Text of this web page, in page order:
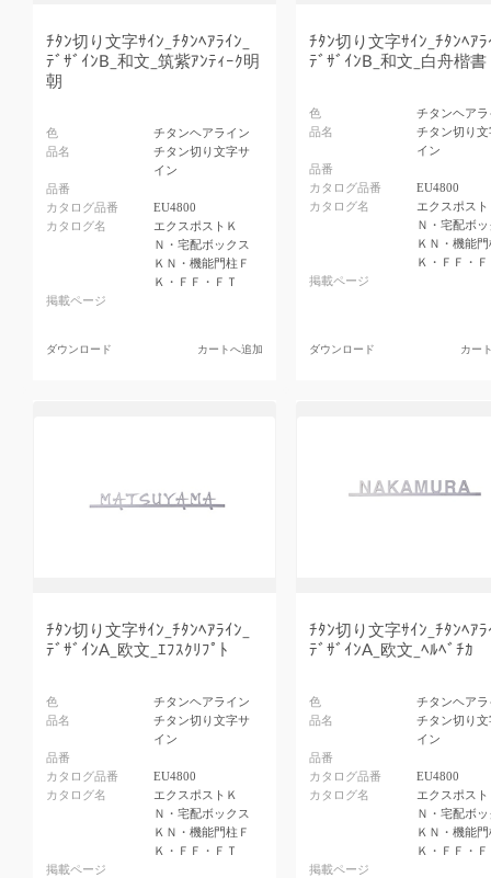
ﾁﾀﾝ切り文字ｻｲﾝ_ﾁﾀﾝﾍｱﾗｲﾝ_
ﾃﾞｻﾞｲﾝB_和文_筑紫ｱﾝﾃｨｰｸ明
朝
色
チタンヘアライン
品名
チタン切り文字サ
イン
品番
カタログ品番
EU4800
カタログ名
エクスポストＫ
Ｎ・宅配ボックス
ＫＮ・機能門柱Ｆ
Ｋ・ＦＦ・ＦＴ
掲載ページ
ダウンロード カートへ追加
ﾁﾀﾝ切り文字ｻｲﾝ_ﾁﾀﾝﾍｱﾗ
ﾃﾞｻﾞｲﾝB_和文_白舟楷書
色
チタンヘア
品名
チタン切り
イン
品番
カタログ品番
EU4800
カタログ名
エクスポス
Ｎ・宅配ボ
ＫＮ・機能
Ｋ・ＦＦ・
掲載ページ
ダウンロード カー
ﾁﾀﾝ切り文字ｻｲﾝ_ﾁﾀﾝﾍｱﾗｲﾝ_
ﾃﾞｻﾞｲﾝA_欧文_ｴﾌｽｸﾘﾌﾟﾄ
色
チタンヘアライン
品名
チタン切り文字サ
イン
品番
カタログ品番
EU4800
カタログ名
エクスポストＫ
Ｎ・宅配ボックス
ＫＮ・機能門柱Ｆ
Ｋ・ＦＦ・ＦＴ
掲載ページ
ﾁﾀﾝ切り文字ｻｲﾝ_ﾁﾀﾝﾍｱﾗ
ﾃﾞｻﾞｲﾝA_欧文_ﾍﾙﾍﾞﾁｶ
色
チタンヘア
品名
チタン切り
イン
品番
カタログ品番
EU4800
カタログ名
エクスポス
Ｎ・宅配ボ
ＫＮ・機能
Ｋ・ＦＦ・
掲載ページ